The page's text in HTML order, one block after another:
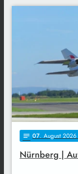
notes 07. August
Nürnberg |